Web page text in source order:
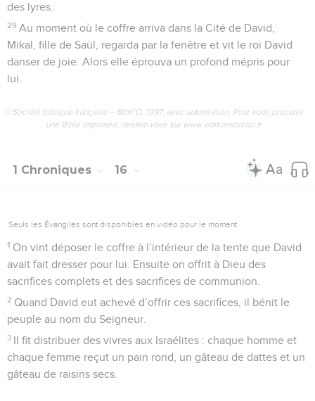
des lyres.
29 Au moment où le coffre arriva dans la Cité de David,
Mikal, fille de Saül, regarda par la fenêtre et vit le roi David
danser de joie. Alors elle éprouva un profond mépris pour
lui.
© Société biblique française – Bibli’O, 1997, avec autorisation. Pour vous procurer
une Bible imprimée, rendez-vous sur www.editionsbiblio.fr
1 Chroniques 16
Seuls les Évangiles sont disponibles en vidéo pour le moment.
1 On vint déposer le coffre à l’intérieur de la tente que David
avait fait dresser pour lui. Ensuite on offrit à Dieu des
sacrifices complets et des sacrifices de communion.
2 Quand David eut achevé d’offrir ces sacrifices, il bénit le
peuple au nom du Seigneur.
3 Il fit distribuer des vivres aux Israélites : chaque homme et
chaque femme reçut un pain rond, un gâteau de dattes et un
gâteau de raisins secs.